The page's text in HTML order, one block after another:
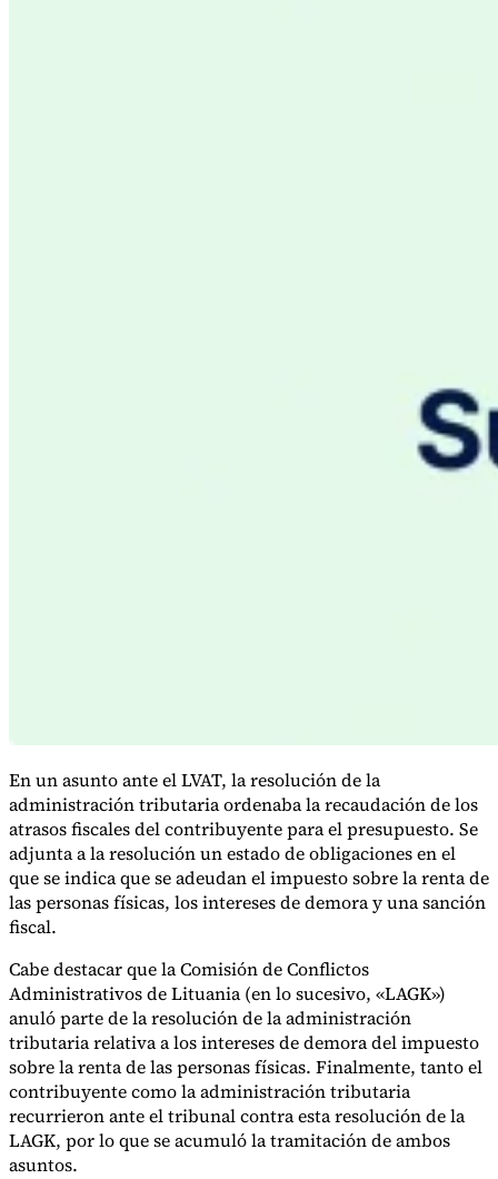
indirectosImpuestos sobre el carbono y tasas medioambientales
Herramientas
Calculadora de VAT
Calculadora de GST
Calculadora del impuesto
sobre las ventasVerificador de número de VATRastreador de
mandatos de facturación electrónica
En un asunto ante el LVAT, la resolución de la
administración tributaria ordenaba la recaudación de los
atrasos fiscales del contribuyente para el presupuesto. Se
adjunta a la resolución un estado de obligaciones en el
que se indica que se adeudan el impuesto sobre la renta de
las personas físicas, los intereses de demora y una sanción
fiscal.
Cabe destacar que la Comisión de Conflictos
Administrativos de Lituania (en lo sucesivo, «LAGK»)
anuló parte de la resolución de la administración
tributaria relativa a los intereses de demora del impuesto
sobre la renta de las personas físicas. Finalmente, tanto el
contribuyente como la administración tributaria
recurrieron ante el tribunal contra esta resolución de la
LAGK, por lo que se acumuló la tramitación de ambos
asuntos.